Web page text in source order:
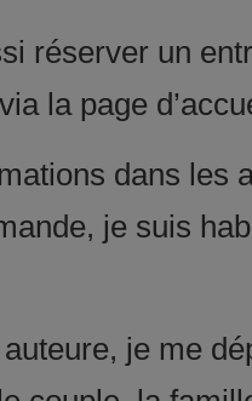
réserver un
la page
dans les
je suis
je me